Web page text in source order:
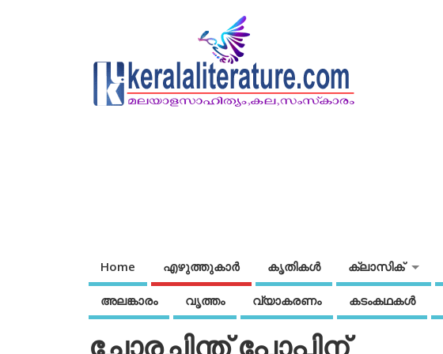
Home എഴുത്തുകാര്‍ കൃതികൾ ക്ലാസിക്
അലങ്കാരം വൃത്തം വ്യാകരണം കടംകഥകള്‍